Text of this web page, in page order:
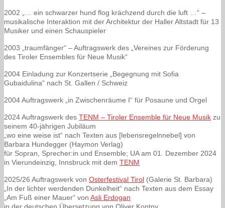
2002 „… ein schwarzer hund flog krächzend durch die luft …“ –
musikalische Interaktion mit der Architektur der Haller Altstadt für 13
Musiker und einen Schauspieler
2003 „traumfänger“ – Auftragswerk des „Vereines zur Förderung
des Tiroler Ensembles für Neue Musik“
2004 Einladung zur Konzertserie „Begegnung mit Sofia
Gubaidulina“ nach St. Gallen / Schweiz
2004 Auftragswerk „in Zwischenräume I“ für Posaune und Orgel
2024 Auftragswerk des TENM – Tiroler Ensemble für Neue Musik zu
seinem 40-jährigen Jubiläum
„wo eine weise ist“ nach Texten aus [lebensregelnnebel] von
Barbara Hundegger (Haymon Verlag)
für Sopran, Sprecher:in und Ensemble; UA am 01. Dezember 2024
in Vierundeinzig, Innsbruck mit dem TENM
2025/26 Auftragswerk von Osterfestival Tirol (Galerie St. Barbara)
„In der lichter werdenden Dunkelheit“ nach Texten aus dem Essay
„Am Fuß einer Mauer“ von Asli Erdogan